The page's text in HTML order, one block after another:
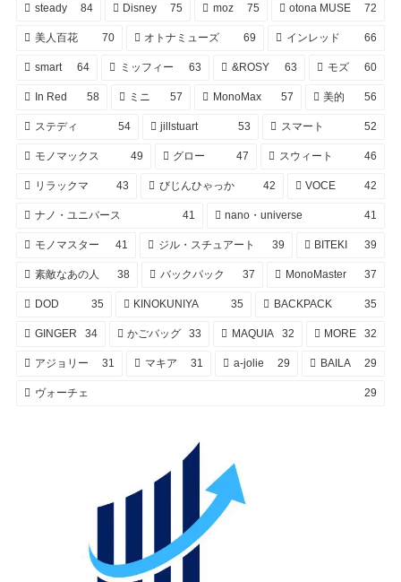
steady 84 Disney 75 moz 75 otona MUSE 72
美人百花 70 オトナミューズ 69 インレッド 66
smart 64 ミッフィー 63 &ROSY 63 モズ 60
In Red 58 ミニ 57 MonoMax 57 美的 56
ステディ 54 jillstuart 53 スマート 52
モノマックス 49 グロー 47 スウィート 46
リラックマ 43 びじんひゃっか 42 VOCE 42
ナノ・ユニバース 41 nano・universe 41
モノマスター 41 ジル・スチュアート 39 BITEKI 39
素敵なあの人 38 バックパック 37 MonoMaster 37
DOD 35 KINOKUNIYA 35 BACKPACK 35
GINGER 34 かごバッグ 33 MAQUIA 32 MORE 32
アジョリー 31 マキア 31 a-jolie 29 BAILA 29
ヴォーチェ 29